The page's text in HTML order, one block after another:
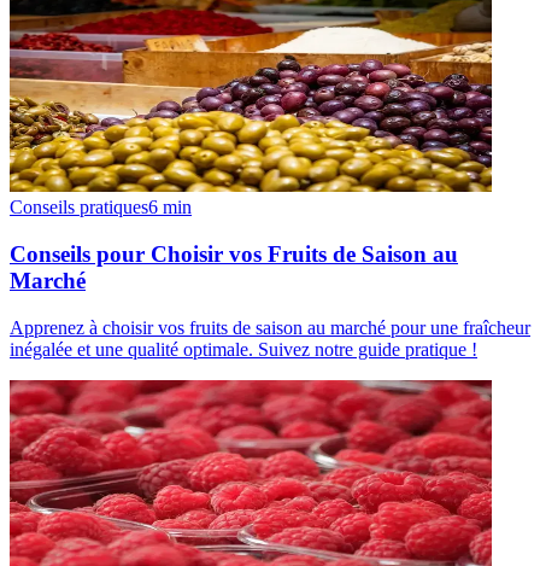
Conseils pratiques6 min
Conseils pour Choisir vos Fruits de Saison au
Marché
Apprenez à choisir vos fruits de saison au marché pour une fraîcheur
inégalée et une qualité optimale. Suivez notre guide pratique !